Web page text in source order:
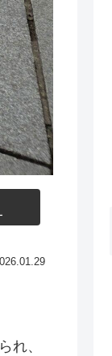
れ、